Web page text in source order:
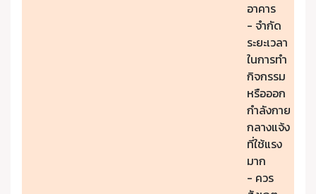
อาคาร
- จำกัด
ระยะเวลา
ในการทำ
กิจกรรม
หรือออก
กำลังกาย
กลางแจ้ง
ที่ใช้แรง
มาก
- ควร